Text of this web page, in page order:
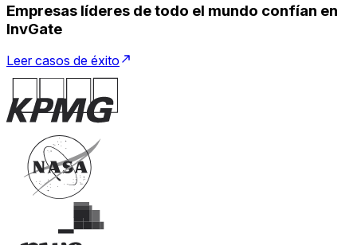
Empresas líderes de todo el mundo confían en
InvGate
Leer casos de éxito